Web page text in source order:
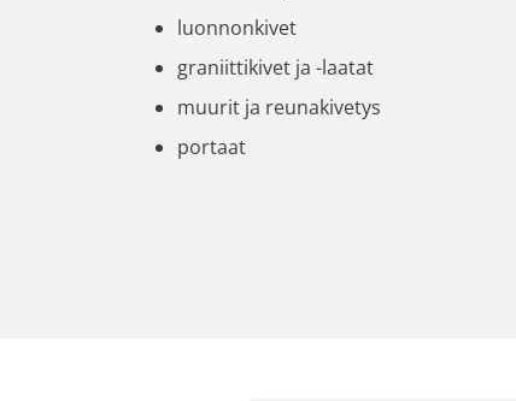
luonnonkivet
graniittikivet ja -laatat
muurit ja reunakivetys
portaat